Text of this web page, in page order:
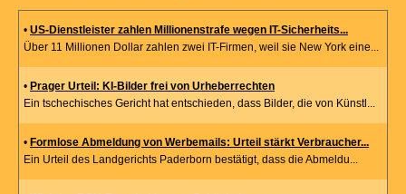
• US-Dienstleister zahlen Millionenstrafe wegen IT-Sicherheits...
Über 11 Millionen Dollar zahlen zwei IT-Firmen, weil sie New York eine...
• Prager Urteil: KI-Bilder frei von Urheberrechten
Ein tschechisches Gericht hat entschieden, dass Bilder, die von Künstl...
• Formlose Abmeldung von Werbemails: Urteil stärkt Verbraucher...
Ein Urteil des Landgerichts Paderborn bestätigt, dass die Abmeldu...